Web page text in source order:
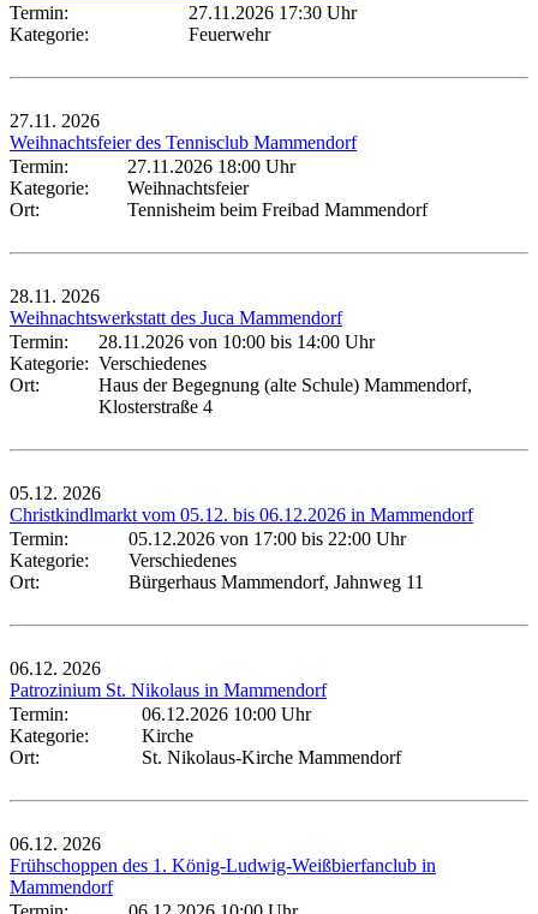
Termin:
27.11.2026 17:30 Uhr
Kategorie:
Feuerwehr
27.11. 2026
Weihnachtsfeier des Tennisclub Mammendorf
Termin:
27.11.2026 18:00 Uhr
Kategorie:
Weihnachtsfeier
Ort:
Tennisheim beim Freibad Mammendorf
28.11. 2026
Weihnachtswerkstatt des Juca Mammendorf
Termin:
28.11.2026 von 10:00 bis 14:00 Uhr
Kategorie: Verschiedenes
Ort:
Haus der Begegnung (alte Schule) Mammendorf,
Klosterstraße 4
05.12. 2026
Christkindlmarkt vom 05.12. bis 06.12.2026 in Mammendorf
Termin:
05.12.2026 von 17:00 bis 22:00 Uhr
Kategorie:
Verschiedenes
Ort:
Bürgerhaus Mammendorf, Jahnweg 11
06.12. 2026
Patrozinium St. Nikolaus in Mammendorf
Termin:
06.12.2026 10:00 Uhr
Kategorie:
Kirche
Ort:
St. Nikolaus-Kirche Mammendorf
06.12. 2026
Frühschoppen des 1. König-Ludwig-Weißbierfanclub in
Mammendorf